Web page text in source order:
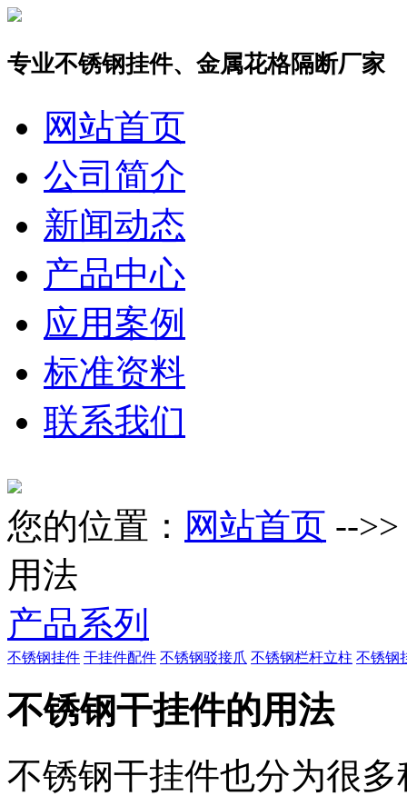
专业不锈钢挂件、金属花格隔断厂家
网站首页
公司简介
新闻动态
产品中心
应用案例
标准资料
联系我们
您的位置： 网站首页 -->>
用法
产品系列
不锈钢挂件 干挂件配件 不锈钢驳接爪 不锈钢栏杆立柱 不锈钢
不锈钢干挂件的用法
不锈钢干挂件也分为很